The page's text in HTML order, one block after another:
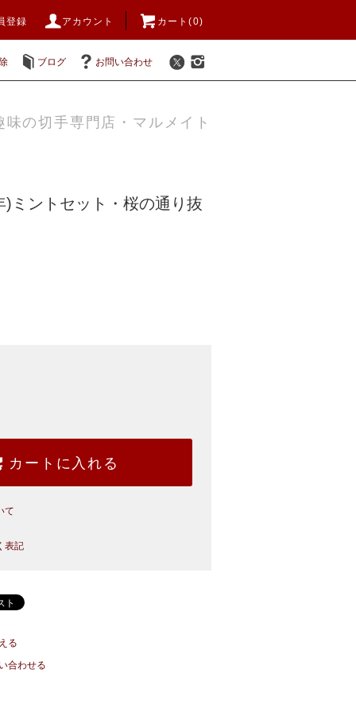
登録 アカウント カート(0)
ブログ お問い合わせ
味の切手専門店・マルメイト
)ミントセット・桜の通り抜
カートに入れる
て
表記
る
合わせる